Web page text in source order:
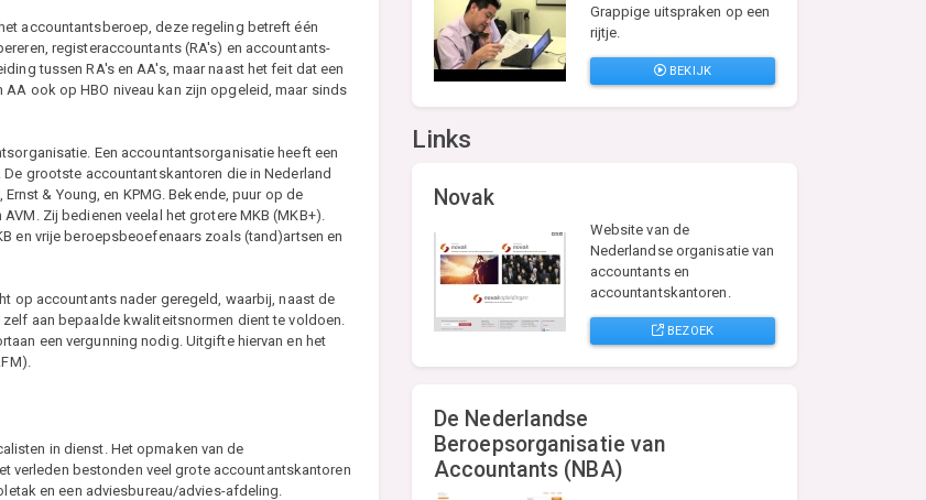
accountantsberoep, deze regeling betreft één
registeraccountants (RA's) en accountants-
tussen RA's en AA's, maar naast het feit dat een
ook op HBO niveau kan zijn opgeleid, maar sinds
Een accountantsorganisatie heeft een
grootste accountantskantoren die in Nederland
& Young, en KPMG. Bekende, puur op de
Zij bedienen veelal het grotere MKB (MKB+).
en vrije beroepsbeoefenaars zoals (tand)artsen en
op accountants nader geregeld, waarbij, naast de
aan bepaalde kwaliteitsnormen dient te voldoen.
een vergunning nodig. Uitgifte hiervan en het
in dienst. Het opmaken van de
verleden bestonden veel grote accountantskantoren
en een adviesbureau/advies-afdeling.
Grappige uitspraken op een
rijtje.
BEKIJK
Links
Novak
Website van de
Nederlandse organisatie van
accountants en
accountantskantoren.
BEZOEK
De Nederlandse
Beroepsorganisatie van
Accountants (NBA)